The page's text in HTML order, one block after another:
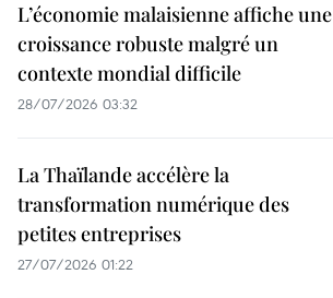
L’économie malaisienne affiche une
croissance robuste malgré un
contexte mondial difficile
28/07/2026 03:32
La Thaïlande accélère la
transformation numérique des
petites entreprises
27/07/2026 01:22